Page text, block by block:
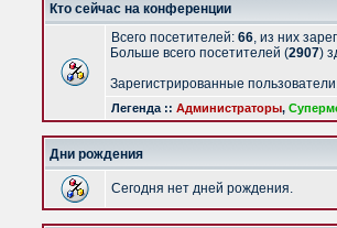
Кто сейчас на конференции
Всего посетителей: 66, из них
Больше всего посетителей (2907)
Зарегистрированные
Легенда :: Администраторы,
Дни рождения
Сегодня нет дней рождения.